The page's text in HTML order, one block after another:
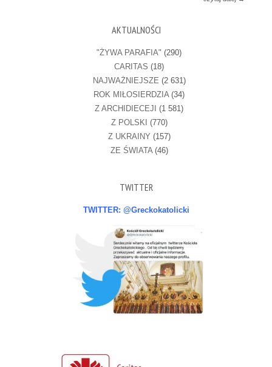
AKTUALNOŚCI
"ŻYWA PARAFIA" (290)
CARITAS (18)
NAJWAŻNIEJSZE (2 631)
ROK MIŁOSIERDZIA(34)
Z ARCHIDIECEJI (1 581)
Z POLSKI (770)
Z UKRAINY (157)
ZE ŚWIATA(46)
TWITTER
TWITTER: @Greckokatolicki